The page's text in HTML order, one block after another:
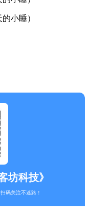
小睡）
坊科技》
码关注不迷路！